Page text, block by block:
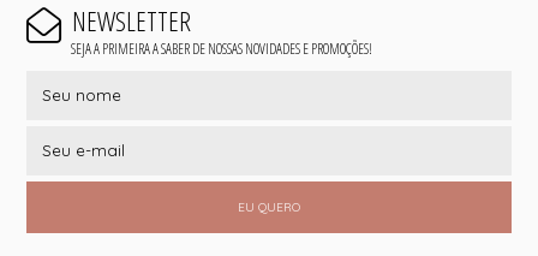
NEWSLETTER
SEJA A PRIMEIRA A SABER DE NOSSAS NOVIDADES E PROMOÇÕES!
EU QUERO